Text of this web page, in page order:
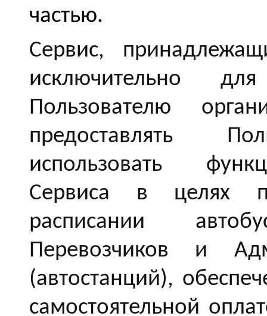
частью.
Сервис,
исключительно
Пользователю
предоставлять
использовать
Сервиса в целях
расписании
Перевозчиков и
(автостанций),
самостоятельной